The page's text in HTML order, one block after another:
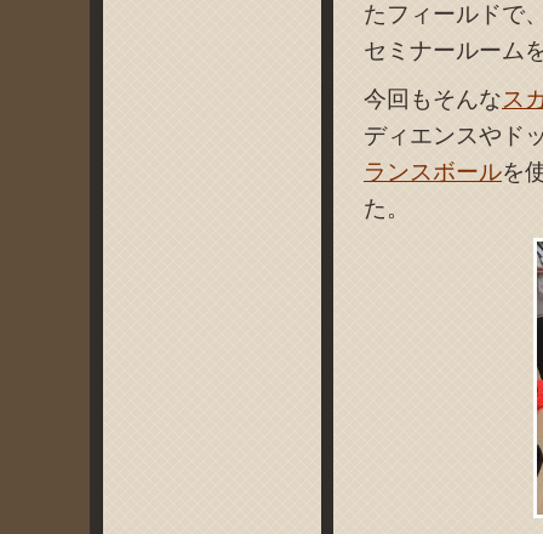
たフィールドで
セミナールーム
今回もそんなス
ディエンスやド
ランスボールを
た。